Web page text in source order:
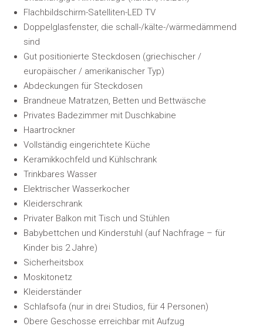
Flachbildschirm-Satelliten-LED TV
Doppelglasfenster, die schall-/kälte-/wärmedämmend
sind
Gut positionierte Steckdosen (griechischer /
europäischer / amerikanischer Typ)
Abdeckungen für Steckdosen
Brandneue Matratzen, Betten und Bettwäsche
Privates Badezimmer mit Duschkabine
Haartrockner
Vollständig eingerichtete Küche
Keramikkochfeld und Kühlschrank
Trinkbares Wasser
Elektrischer Wasserkocher
Kleiderschrank
Privater Balkon mit Tisch und Stühlen
Babybettchen und Kinderstuhl (auf Nachfrage – für
Kinder bis 2 Jahre)
Sicherheitsbox
Moskitonetz
Kleiderständer
Schlafsofa (nur in drei Studios, für 4 Personen)
Obere Geschosse erreichbar mit Aufzug